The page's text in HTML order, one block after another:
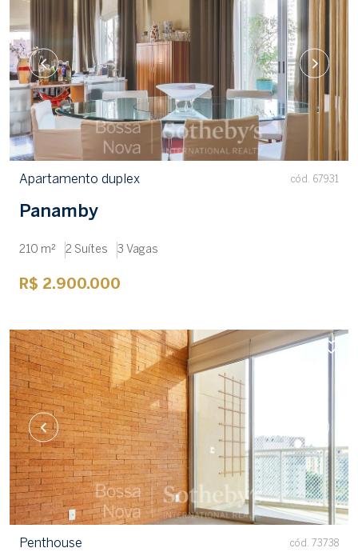
Apartamento duplex cód. 67931
Panamby
210 m² 2 Suítes 3 Vagas
R$ 2.900.000
Penthouse cód. 73738